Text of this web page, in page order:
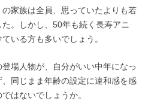
家族は全員、思っていたよりも若
。しかし、50年も続く長寿アニ
いる方も多いでしょう。
場人物が、自分がいい中年になっ
同じまま年齢の設定に違和感を感
はないでしょうか。